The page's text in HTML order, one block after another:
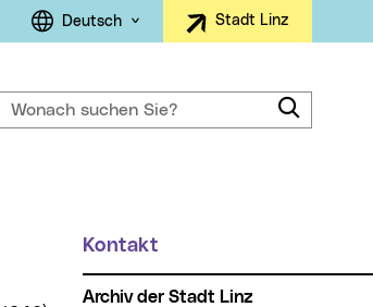
Sprachauswahl
Deutsch Stadt Linz
Wonach suchen Sie?
Weitere Informationen
Kontakt
Archiv der Stadt Linz